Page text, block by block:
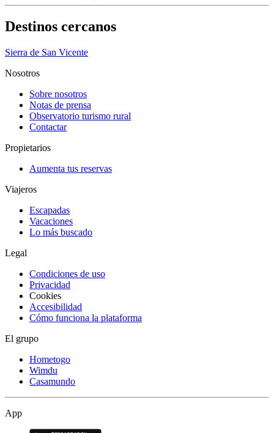
Destinos cercanos
Sierra de San Vicente
Nosotros
Sobre nosotros
Notas de prensa
Observatorio turismo rural
Contactar
Propietarios
Aumenta tus reservas
Viajeros
Escapadas
Vacaciones
Lo más buscado
Legal
Condiciones de uso
Privacidad
Cookies
Accesibilidad
Cómo funciona la plataforma
El grupo
Hometogo
Wimdu
Casamundo
App